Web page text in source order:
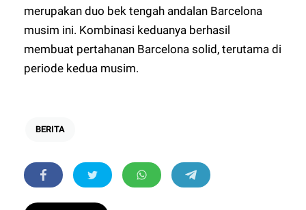
merupakan duo bek tengah andalan Barcelona
musim ini. Kombinasi keduanya berhasil
membuat pertahanan Barcelona solid, terutama di
periode kedua musim.
BERITA